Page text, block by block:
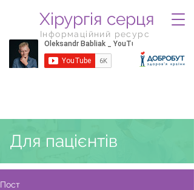
Хірургія серця
Інформаційний ресурс
Для пацієнтів
Пост